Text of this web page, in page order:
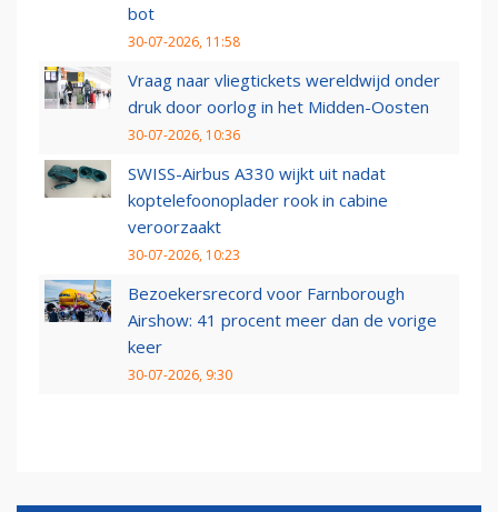
bot
30-07-2026, 11:58
Vraag naar vliegtickets wereldwijd onder
druk door oorlog in het Midden-Oosten
30-07-2026, 10:36
SWISS-Airbus A330 wijkt uit nadat
koptelefoonoplader rook in cabine
veroorzaakt
30-07-2026, 10:23
Bezoekersrecord voor Farnborough
Airshow: 41 procent meer dan de vorige
keer
30-07-2026, 9:30